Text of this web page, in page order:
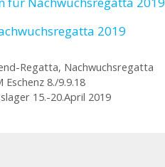
2019
Regatta, Nachwuchsregatta
Eschenz 8./9.9.18
15.-20.April 2019